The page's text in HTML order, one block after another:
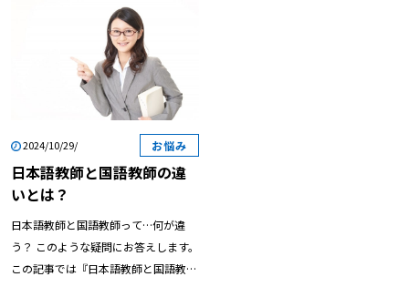
2024/10/29/ お悩み
日本語教師と国語教師の違
いとは？
日本語教師と国語教師って…何が違
う？ このような疑問にお答えします。
この記事では『日本語教師と国語教師